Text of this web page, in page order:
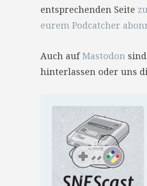
entsprechenden Seite
eurem Podcatcher
Auch aufMastodon
hinterlassen oder uns